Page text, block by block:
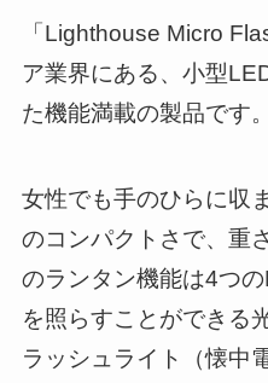
「Lighthouse Micro
ア業界にある、小型
た機能満載の製品です。
女性でも手のひらに収
のコンパクトさで、重
のランタン機能は4つ
を照らすことができる
ラッシュライト（懐中